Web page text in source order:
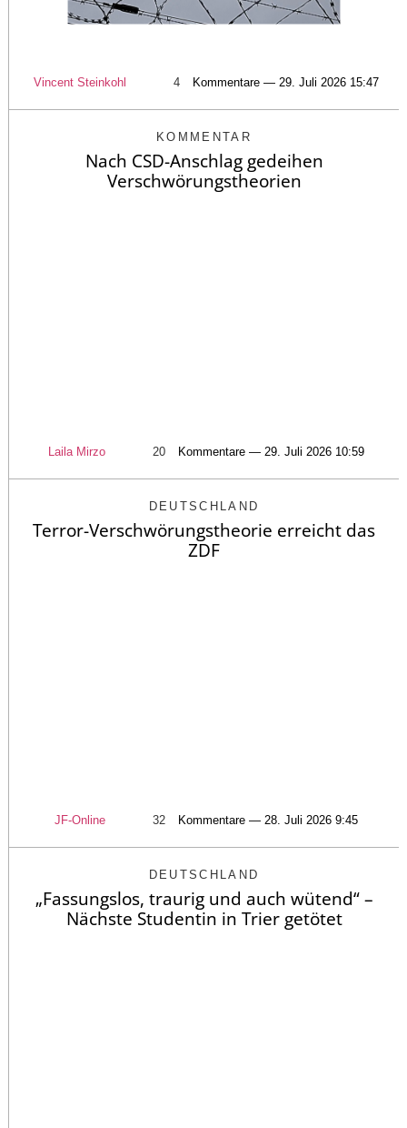
Vincent Steinkohl 4 Kommentare — 29. Juli 2026 15:47
KOMMENTAR
Nach CSD-Anschlag gedeihen
Verschwörungstheorien
Laila Mirzo 20 Kommentare — 29. Juli 2026 10:59
DEUTSCHLAND
Terror-Verschwörungstheorie erreicht das
ZDF
JF-Online 32 Kommentare — 28. Juli 2026 9:45
DEUTSCHLAND
„Fassungslos, traurig und auch wütend“ –
Nächste Studentin in Trier getötet